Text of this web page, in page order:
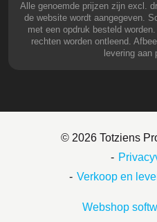
Alle genoemde prijzen zijn excl.
de website wordt aangegeven.
met een opdruk besteld
rechten worden ontleend.
levering aan
© 2026 Totziens
Verkoop en
Webshop